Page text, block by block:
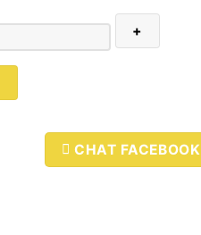
CHAT FACEBOOK